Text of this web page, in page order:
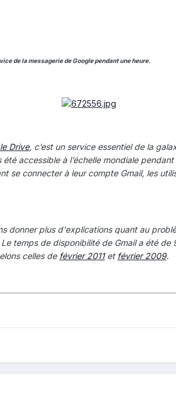
de la messagerie de Google pendant une heure.
Drive, c’est un service essentiel de la
accessible à l’échelle mondiale
se connecter à leur compte Gmail, les
donner plus d'explications quant au
temps de disponibilité de Gmail a été
celles de février 2011et février 2009.